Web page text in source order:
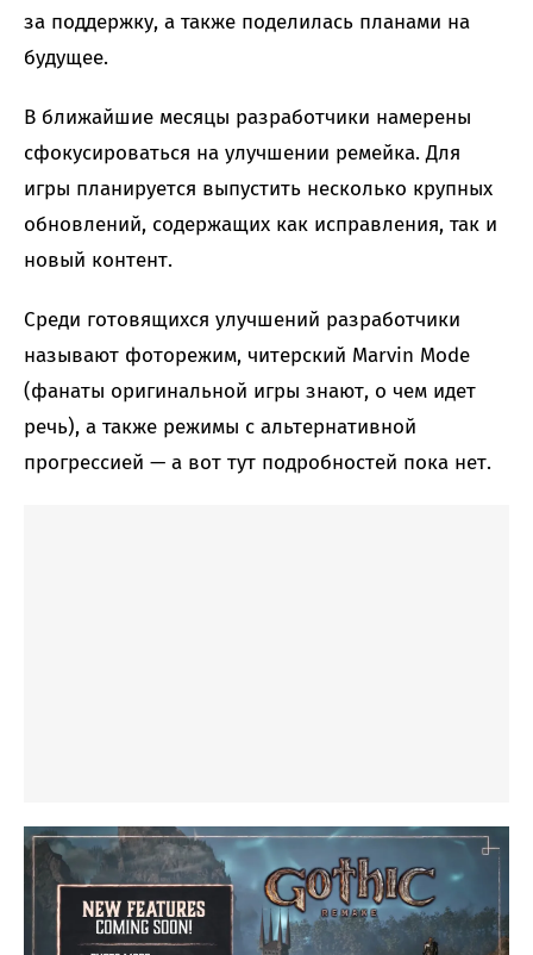
за поддержку, а также поделилась планами на
будущее.
В ближайшие месяцы разработчики намерены
сфокусироваться на улучшении ремейка. Для
игры планируется выпустить несколько крупных
обновлений, содержащих как исправления, так и
новый контент.
Среди готовящихся улучшений разработчики
называют фоторежим, читерский Marvin Mode
(фанаты оригинальной игры знают, о чем идет
речь), а также режимы с альтернативной
прогрессией — а вот тут подробностей пока нет.